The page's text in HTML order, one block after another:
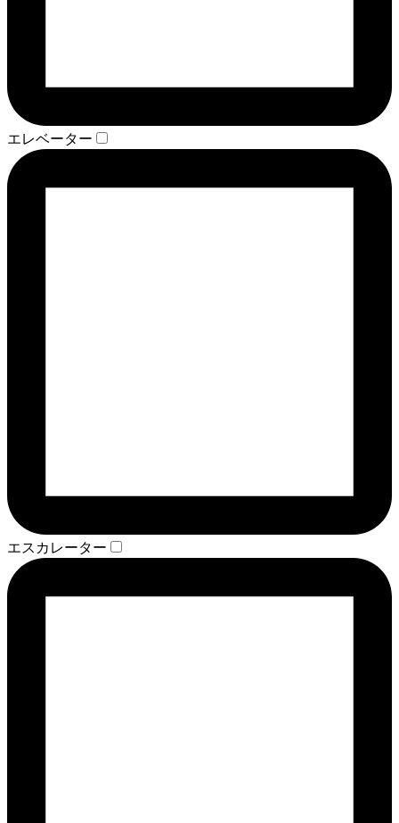
エレベーター
エスカレーター